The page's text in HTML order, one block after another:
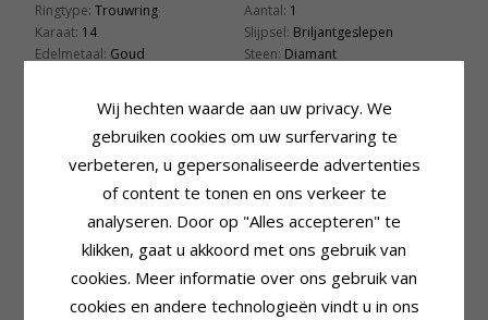
Ringtype: Trouwring
Karaat: 14
Edelmetaal: Goud
Aantal: 1
Slijpsel: Briljantgeslepen
Steen: Diamant
Caraat: 0,025
Breedte: 4,0 mm
1,6 mm
4,2 G
Levertijd: Circa 5 Weken
KLANTEN KOPEN OOK
Wij hechten waarde aan uw privacy. We
gebruiken cookies om uw surfervaring te
verbeteren, u gepersonaliseerde advertenties
of content te tonen en ons verkeer te
analyseren. Door op "Alles accepteren" te
klikken, gaat u akkoord met ons gebruik van
cookies. Meer informatie over ons gebruik van
cookies en andere technologieën vindt u in ons